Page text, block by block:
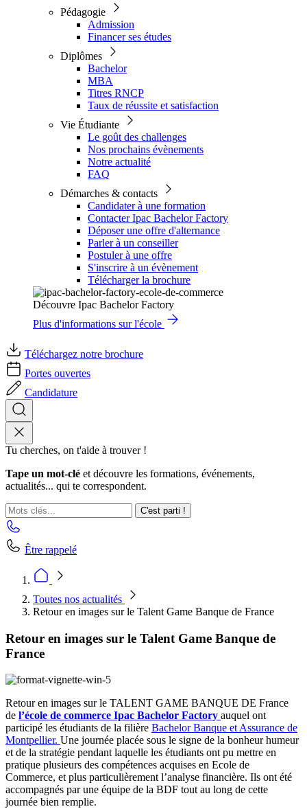
Pédagogie
Admission
Financer ses études
Diplômes
Bachelor
MBA
Titres RNCP
Taux de réussite et satisfaction
Vie Étudiante
Le goût des challenges
Nos prochains évènements
Notre actualité
FAQ
Démarches & contacts
Candidater à une formation
Contacter Ipac Bachelor Factory
Déposer une offre d'alternance
Parler à un conseiller
Postuler à une offre
S'inscrire à un évènement
Télécharger la brochure
Découvre Ipac Bachelor Factory
Plus d'informations sur l'école
Téléchargez notre brochure
Portes ouvertes
Candidature
Tu cherches, on t'aide à trouver !
Tape un mot-clé et découvre les formations, événements,
actualités... qui te correspondent.
C'est parti !
Être rappelé
Toutes nos actualités
Retour en images sur le Talent Game Banque de France
Retour en images sur le Talent Game Banque de
France
Retour en images sur le TALENT GAME BANQUE DE France
de l’école de commerce Ipac Bachelor Factory auquel ont
participé les étudiants de la filière Bachelor Banque et Assurance de
Montpellier. Une journée placée sous le signe de la bonheur humeur
et de la stratégie pendant laquelle les étudiants ont pu mettre en
pratique plusieurs des compétences acquises en Ecole de
Commerce, et plus particulièrement l’analyse financière. Ils ont été
accompagnés par une équipe de la BDF tout au long de cette
journée bien remplie.